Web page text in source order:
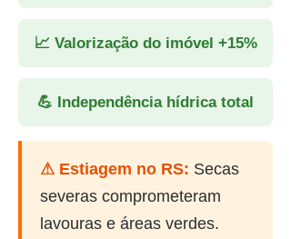
📈 Valorização do imóvel +15%
💪 Independência hídrica total
⚠ Estiagem no RS: Secas
severas comprometeram
lavouras e áreas verdes.